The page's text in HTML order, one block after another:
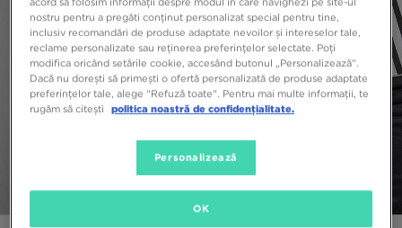
nostru pentru a pregăti conținut personalizat special pentru tine,
inclusiv recomandări de produse adaptate nevoilor și intereselor tale,
reclame personalizate sau reținerea preferințelor selectate. Poți
modifica oricând setările cookie, accesând butonul „Personalizează”.
Dacă nu dorești să primești o ofertă personalizată de produse adaptate
preferințelor tale, alege "Refuză toate". Pentru mai multe informații, te
rugăm să citești
politica noastră de confidențialitate.
Personalizează
OK